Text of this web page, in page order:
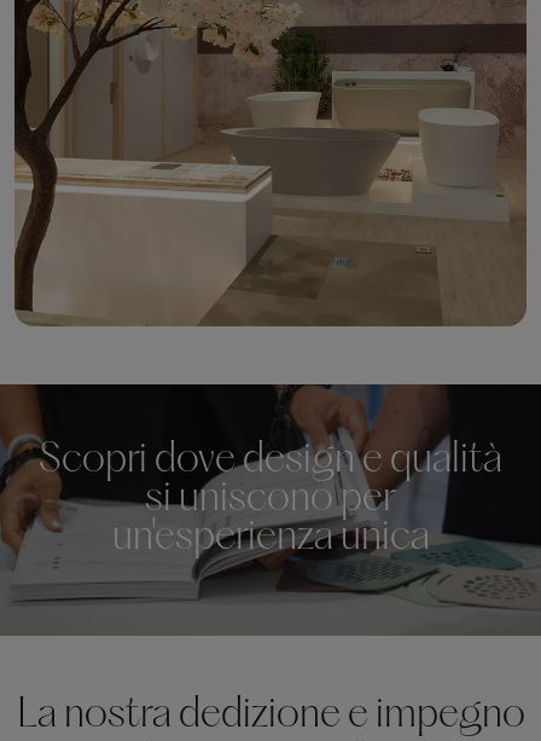
Scopri dove design e qualità
si uniscono per
un'esperienza unica
La nostra dedizione e impegno